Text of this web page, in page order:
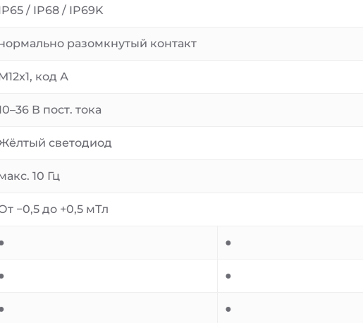
/ IP68 / IP69K
разомкнутый контакт
код А
В пост. тока
светодиод
10 Гц
−0,5 до +0,5 мТл
●
●
●